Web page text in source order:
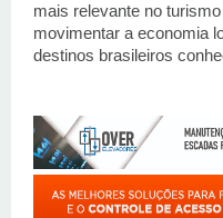
mais relevante no
movimentar a economia
destinos brasileiros